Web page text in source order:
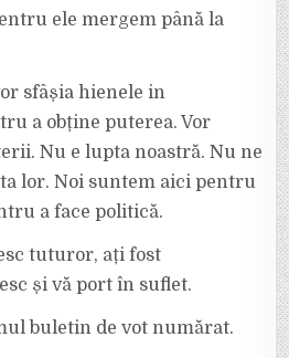
ele mergem până la
sfâșia hienele in
a obține puterea. Vor
Nu e lupta noastră. Nu ne
lor. Noi suntem aici pentru
a face politică.
tuturor, ați fost
și vă port în suflet.
buletin de vot numărat.